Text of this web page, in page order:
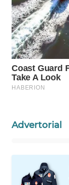
Advertorial
LABUANBAJO
WN
BORNEO
Wahana
Media
Group
WAHANA